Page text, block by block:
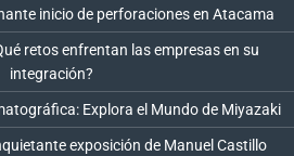
inicio de perforaciones en Atacama
retos enfrentan las empresas en su
integración?
Explora el Mundo de Miyazaki
exposición de Manuel Castillo